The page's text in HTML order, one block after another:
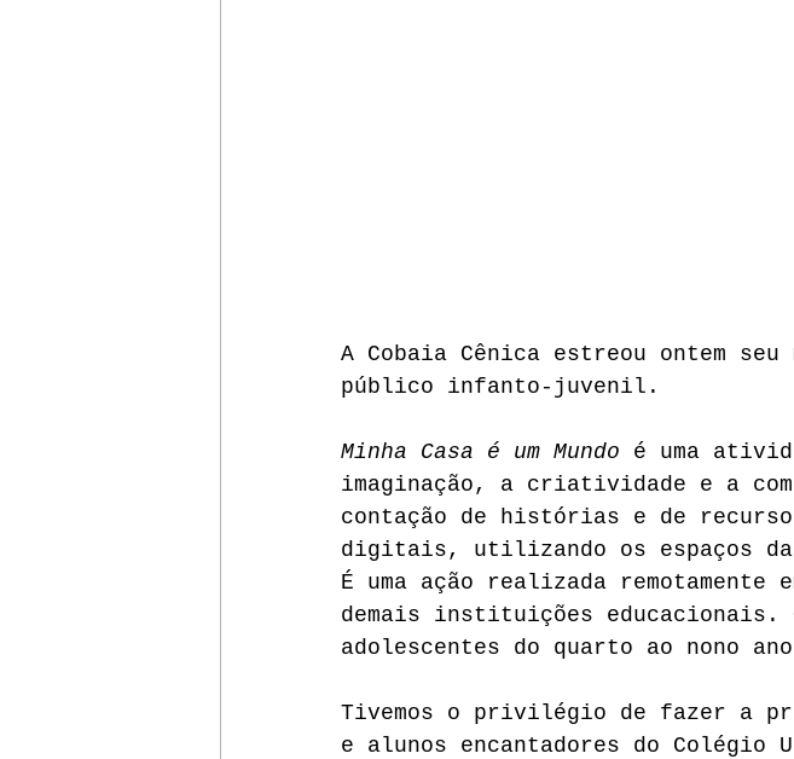
A Cobaia Cênica estreou ontem
público infanto-juvenil.
Minha Casa é um Mundo é uma
imaginação, a criatividade e a
contação de histórias e de
digitais, utilizando os espaços
É uma ação realizada
demais instituições
adolescentes do quarto ao nono
Tivemos o privilégio de fazer a
e alunos encantadores do Colégio